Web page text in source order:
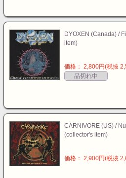
DYOXEN (Canada) /
item)
価格： 2,800円(税抜
品切れ中
CARNIVORE (US) /
(collector's item)
価格： 2,900円(税抜